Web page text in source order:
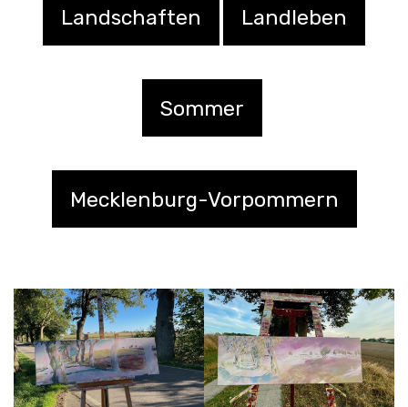
Landschaften Landleben
Sommer
Mecklenburg-Vorpommern